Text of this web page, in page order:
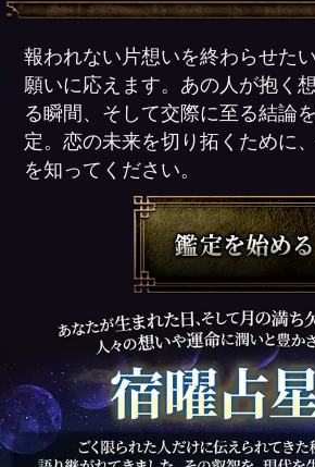
報われない片想いを終わらせ
願いに応えます。あの人が抱く
る瞬間、そして交際に至る結論
定。恋の未来を切り拓くために
を知ってください。